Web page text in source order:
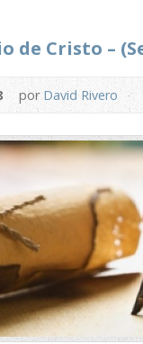
de Cristo –
porDavid Rivero